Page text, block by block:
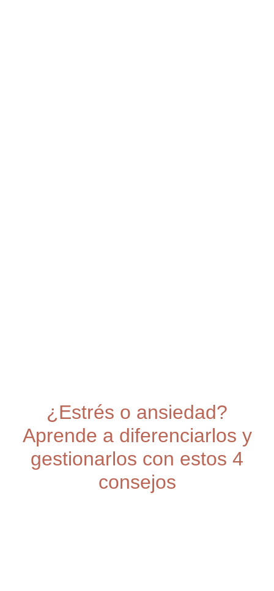
¿Estrés o ansiedad?
Aprende a diferenciarlos y
gestionarlos con estos 4
consejos